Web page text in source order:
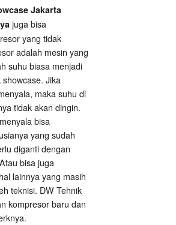
Jakarta
juga bisa
yang tidak
adalah mesin yang
suhu biasa menjadi
Jika
maka suhu di
tidak akan dingin.
bisa
yang sudah
diganti dengan
bisa juga
lainnya yang masih
teknisi. DW Tehnik
kompresor baru dan